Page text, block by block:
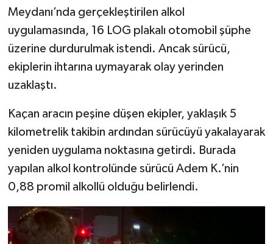
Meydanı’nda gerçekleştirilen alkol
uygulamasında, 16 LOG plakalı otomobil şüphe
üzerine durdurulmak istendi. Ancak sürücü,
ekiplerin ihtarına uymayarak olay yerinden
uzaklaştı.
Kaçan aracın peşine düşen ekipler, yaklaşık 5
kilometrelik takibin ardından sürücüyü yakalayarak
yeniden uygulama noktasına getirdi. Burada
yapılan alkol kontrolünde sürücü Adem K.’nin
0,88 promil alkollü olduğu belirlendi.